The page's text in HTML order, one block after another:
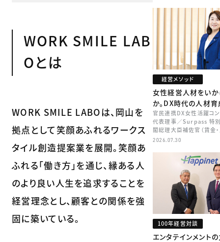
WORK SMILE LAB
Oとは
WORK SMILE LABOは、岡山を
拠点として笑顔あふれるワークス
タイル創造提案業を展開。笑顔あ
ふれる「働き方」を通じ、縁ある人
のより良い人生を追求することを
経営理念とし、顧客との関係を強
固に築いている。
経営メソッド
女性経営人材をい
か。DX時代の人材
官民連携DX女性活躍コ
代表理事／Surpass 特
閣総理大臣補佐官（賃金
矢田 稚子
2026.07.30
100年経営対談
エンタテインメント